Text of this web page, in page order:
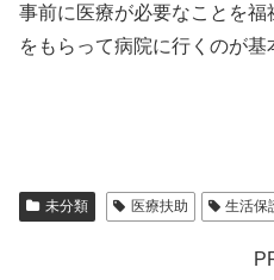
事前に医療が必要なことを
をもらって病院に行くのが基
未分類 医療扶助 生活保